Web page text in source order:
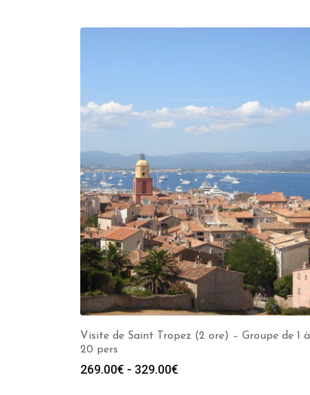
Visite de Saint Tropez (2 ore) – Groupe de 1 à
20 pers
269.00€ - 329.00€